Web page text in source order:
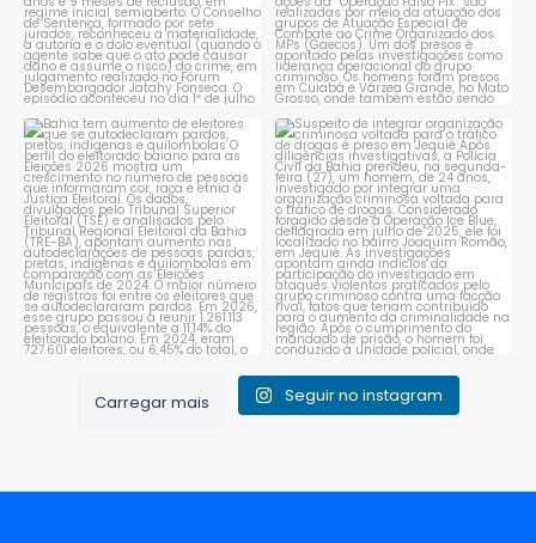
Bahia tem aumento de eleitores
que se autodeclaram...
1 0
Suspeito de integrar
organização criminosa
voltada...
1 0
Carregar mais Seguir no instagram